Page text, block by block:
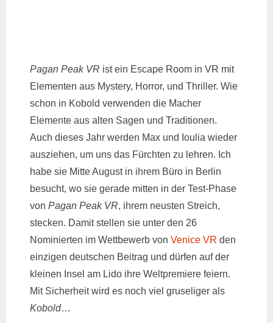
Pagan Peak VR ist ein Escape Room in VR mit
Elementen aus Mystery, Horror, und Thriller. Wie
schon in Kobold verwenden die Macher
Elemente aus alten Sagen und Traditionen.
Auch dieses Jahr werden Max und Ioulia wieder
ausziehen, um uns das Fürchten zu lehren. Ich
habe sie Mitte August in ihrem Büro in Berlin
besucht, wo sie gerade mitten in der Test-Phase
von Pagan Peak VR, ihrem neusten Streich,
stecken. Damit stellen sie unter den 26
Nominierten im Wettbewerb von Venice VR den
einzigen deutschen Beitrag und dürfen auf der
kleinen Insel am Lido ihre Weltpremiere feiern.
Mit Sicherheit wird es noch viel gruseliger als
Kobold…